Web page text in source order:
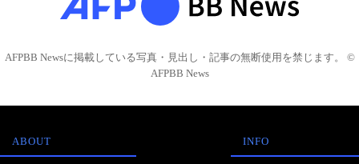
AFPBB Newsに掲載している写真・見出し・記事の無断使用を禁じます。 ©
AFPBB News
ABOUT INFO